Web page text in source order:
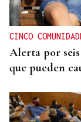
CINCO
Alerta por
que pueden